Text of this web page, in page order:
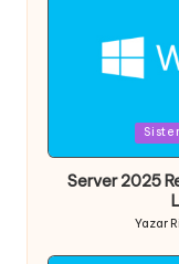
in
Server 2025
Posted
Yazar